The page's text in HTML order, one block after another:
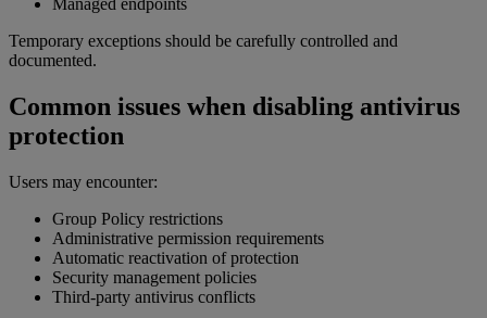
Temporary exceptions should be carefully controlled and
documented.
Common issues when disabling antivirus
protection
Users may encounter:
Group Policy restrictions
Administrative permission requirements
Automatic reactivation of protection
Security management policies
Third-party antivirus conflicts